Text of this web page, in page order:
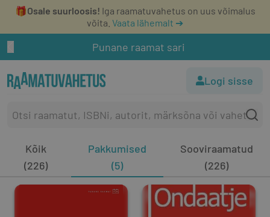
🎁Osale suurloosis! Iga raamatuvahetus on uus võimalus
võita. Vaata lähemalt ➔
Punane raamat sari
Logi sisse
Kõik
(226)
Pakkumised
(5)
Sooviraamatud
(226)